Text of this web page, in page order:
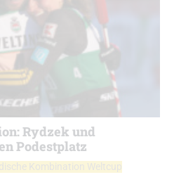
Rydzek und
Podestplatz